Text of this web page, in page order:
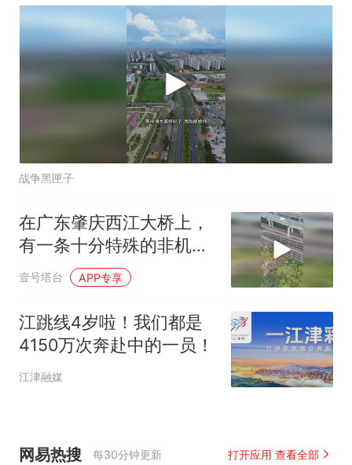
战争黑匣子
在广东肇庆西江大桥上，
有一条十分特殊的非机动
车引道
壹号塔台 APP专享
江跳线4岁啦！我们都是
4150万次奔赴中的一员！
江津融媒
网易热搜 每30分钟更新 打开应用 查看全部